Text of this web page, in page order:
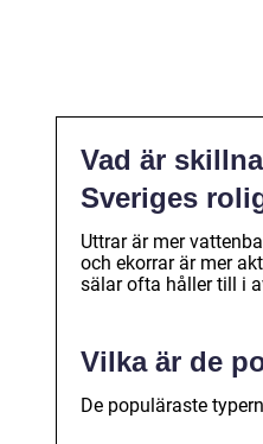
Vad är
Sveriges
Uttrar är mer
och ekorrar är mer
sälar ofta håller till i
Vilka är de
De populäraste